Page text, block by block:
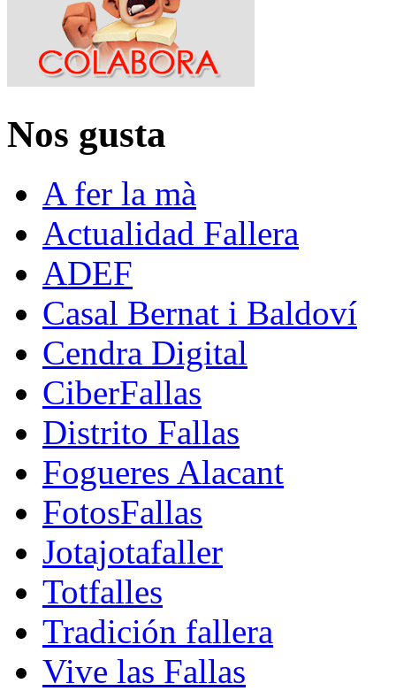
Nos gusta
A fer la mà
Actualidad Fallera
ADEF
Casal Bernat i Baldoví
Cendra Digital
CiberFallas
Distrito Fallas
Fogueres Alacant
FotosFallas
Jotajotafaller
Totfalles
Tradición fallera
Vive las Fallas